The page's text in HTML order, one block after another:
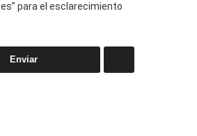
para el esclarecimiento
Enviar